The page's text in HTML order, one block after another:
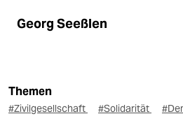
Georg Seeßlen
Themen
#Zivilgesellschaft #Solidarität